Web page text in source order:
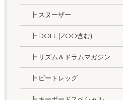
┣ スヌーザー
┣ DOLL (ZOO含む)
┣ リズム＆ドラムマガジン
┣ ビートレッグ